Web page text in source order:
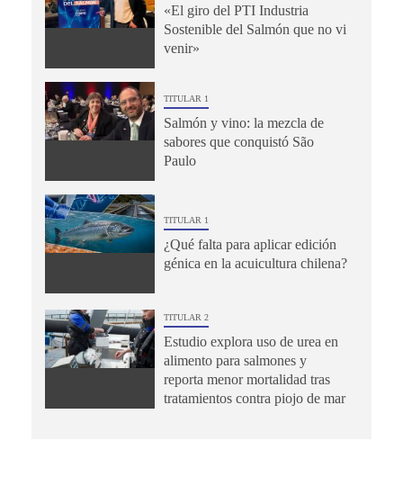
«El giro del PTI Industria
Sostenible del Salmón que no vi
venir»
TITULAR 1
Salmón y vino: la mezcla de
sabores que conquistó São
Paulo
TITULAR 1
¿Qué falta para aplicar edición
génica en la acuicultura chilena?
TITULAR 2
Estudio explora uso de urea en
alimento para salmones y
reporta menor mortalidad tras
tratamientos contra piojo de mar